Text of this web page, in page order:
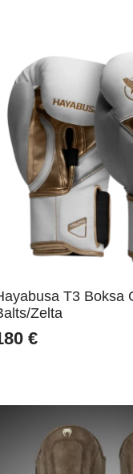
T3 Boksa
Zelta
€